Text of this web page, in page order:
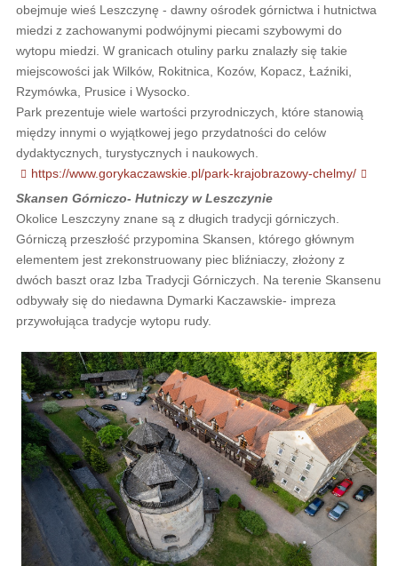
obejmuje wieś Leszczynę - dawny ośrodek górnictwa i hutnictwa
miedzi z zachowanymi podwójnymi piecami szybowymi do
wytopu miedzi. W granicach otuliny parku znalazły się takie
miejscowości jak Wilków, Rokitnica, Kozów, Kopacz, Łaźniki,
Rzymówka, Prusice i Wysocko.
Park prezentuje wiele wartości przyrodniczych, które stanowią
między innymi o wyjątkowej jego przydatności do celów
dydaktycznych, turystycznych i naukowych.
https://www.gorykaczawskie.pl/park-krajobrazowy-chelmy/
Skansen Górniczo- Hutniczy w Leszczynie
Okolice Leszczyny znane są z długich tradycji górniczych.
Górniczą przeszłość przypomina Skansen, którego głównym
elementem jest zrekonstruowany piec bliźniaczy, złożony z
dwóch baszt oraz Izba Tradycji Górniczych. Na terenie Skansenu
odbywały się do niedawna Dymarki Kaczawskie- impreza
przywołująca tradycje wytopu rudy.